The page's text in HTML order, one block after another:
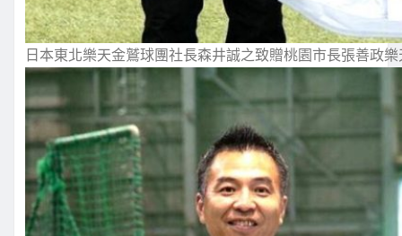
日本東北樂天金鷲球團社長森井誠之致贈桃園市長張善政